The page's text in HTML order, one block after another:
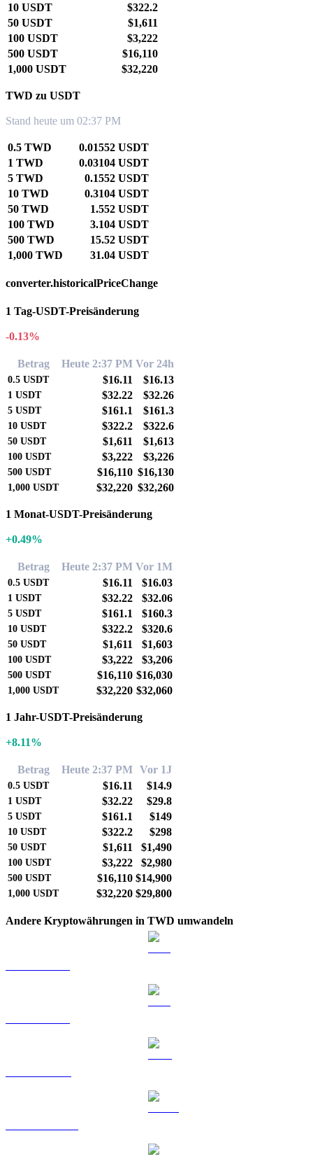
10 USDT
$322.2
50 USDT
$1,611
100 USDT
$3,222
500 USDT
$16,110
1,000 USDT
$32,220
TWD zu USDT
Stand heute um 02:37 PM
0.5 TWD
0.01552 USDT
1 TWD
0.03104 USDT
5 TWD
0.1552 USDT
10 TWD
0.3104 USDT
50 TWD
1.552 USDT
100 TWD
3.104 USDT
500 TWD
15.52 USDT
1,000 TWD
31.04 USDT
converter.historicalPriceChange
1 Tag-USDT-Preisänderung
-0.13%
Betrag Heute 2:37 PM Vor 24h
0.5 USDT $16.11 $16.13
1 USDT $32.22 $32.26
5 USDT $161.1 $161.3
10 USDT $322.2 $322.6
50 USDT $1,611 $1,613
100 USDT $3,222 $3,226
500 USDT $16,110 $16,130
1,000 USDT $32,220 $32,260
1 Monat-USDT-Preisänderung
+0.49%
Betrag Heute 2:37 PM Vor 1M
0.5 USDT $16.11 $16.03
1 USDT $32.22 $32.06
5 USDT $161.1 $160.3
10 USDT $322.2 $320.6
50 USDT $1,611 $1,603
100 USDT $3,222 $3,206
500 USDT $16,110 $16,030
1,000 USDT $32,220 $32,060
1 Jahr-USDT-Preisänderung
+8.11%
Betrag Heute 2:37 PM Vor 1J
0.5 USDT $16.11 $14.9
1 USDT $32.22 $29.8
5 USDT $161.1 $149
10 USDT $322.2 $298
50 USDT $1,611 $1,490
100 USDT $3,222 $2,980
500 USDT $16,110 $14,900
1,000 USDT $32,220 $29,800
Andere Kryptowährungen in TWD umwandeln